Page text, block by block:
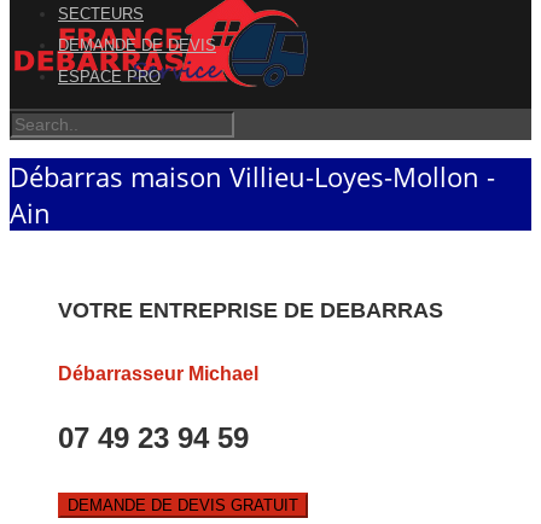
SECTEURS
DEMANDE DE DEVIS
ESPACE PRO
Débarras maison Villieu-Loyes-Mollon -
Ain
VOTRE ENTREPRISE DE DEBARRAS
Débarrasseur Michael
07 49 23 94 59
DEMANDE DE DEVIS GRATUIT